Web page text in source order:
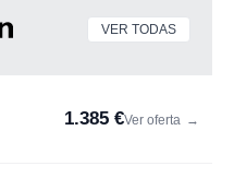
VER TODAS
1.385 €Ver oferta →